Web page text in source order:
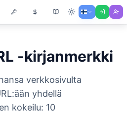
-kirjanmerkki
verkkosivulta
yhdellä
kokeilu: 10